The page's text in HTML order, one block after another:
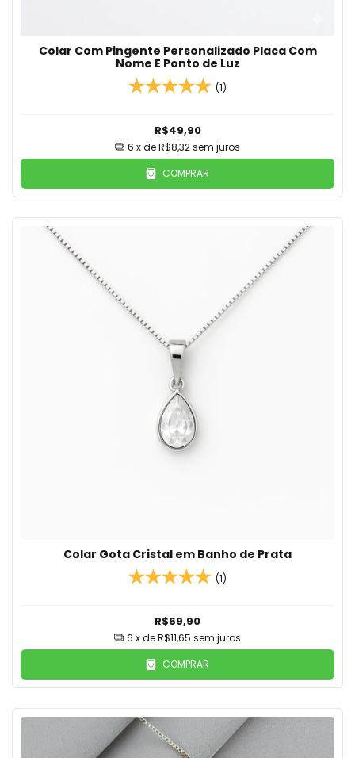
Colar Com Pingente Personalizado Placa Com
Nome E Ponto de Luz
(1)
R$49,90
6 x deR$8,32sem juros
COMPRAR
Colar Gota Cristal em Banho de Prata
(1)
R$69,90
6 x deR$11,65 sem juros
COMPRAR